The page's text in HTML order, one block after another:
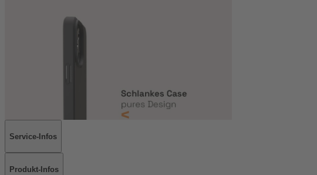
Service-Infos
Produkt-Infos